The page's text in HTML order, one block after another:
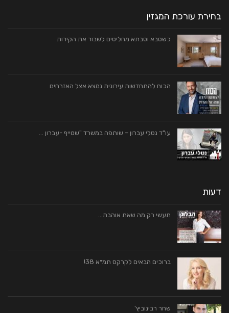
בחירת עורכת המגזין
כשסבא וסבתא מחליטים לשבור את הקירות
הכוח להתחדשות עירונית נמצא אצל האזרחים
עו"ד נטלי עברון – שותפה במשרד "שטייף -עברון …
דעות
תעשי רק מה שאת אוהבת…
ברוכים הבאים לקרקס תמ״א 38!
שחר רבינוביץ'